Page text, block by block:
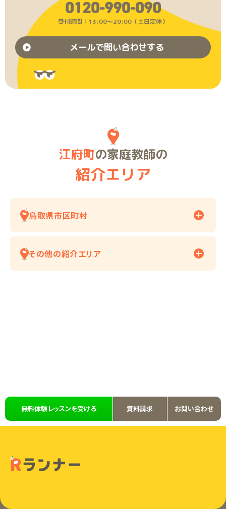
0120-990-090
受付時間：13:00〜20:00（土日定休）
メールで問い合わせする
江府町の家庭教師の
紹介エリア
鳥取県市区町村
その他の紹介エリア
無料体験レッスンを受ける 資料請求 お問い合わせ